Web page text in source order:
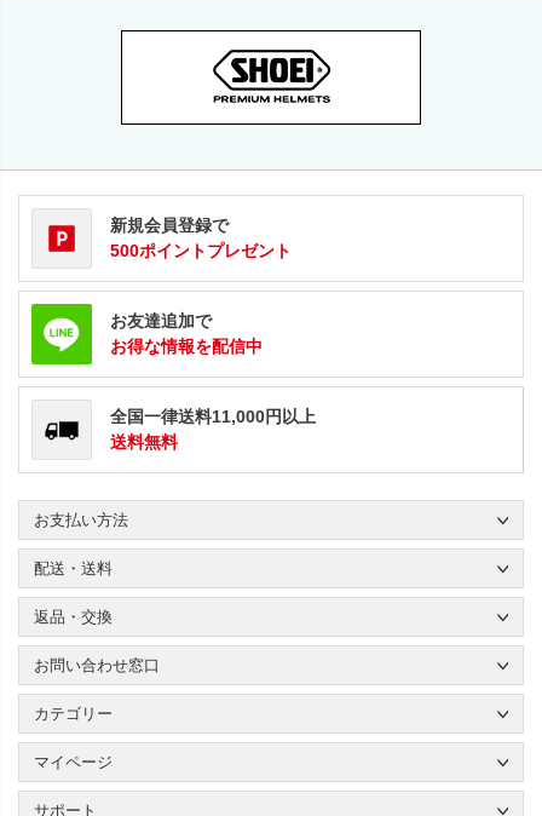
新規会員登録で
500ポイントプレゼント
お友達追加で
お得な情報を配信中
全国一律送料11,000円以上
送料無料
お支払い方法
配送・送料
返品・交換
お問い合わせ窓口
カテゴリー
マイページ
サポート